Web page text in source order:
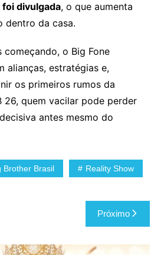
foi divulgada, o que aumenta
dentro da casa.
começando, o Big Fone
alianças, estratégias e,
os primeiros rumos da
26, quem vacilar pode perder
antes mesmo do
Brother Brasil Reality Show
Próximo